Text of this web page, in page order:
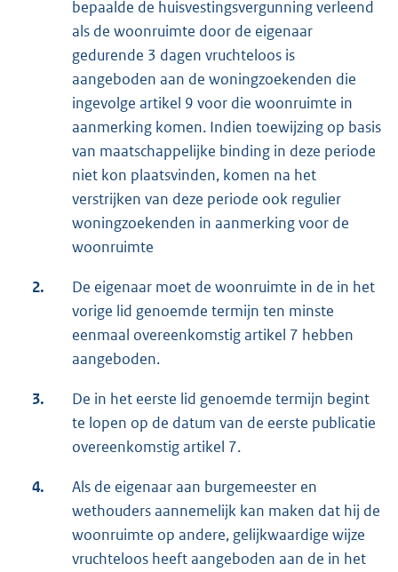
bepaalde de huisvestingsvergunning verleend
als de woonruimte door de eigenaar
gedurende 3 dagen vruchteloos is
aangeboden aan de woningzoekenden die
ingevolge artikel 9 voor die woonruimte in
aanmerking komen. Indien toewijzing op basis
van maatschappelijke binding in deze periode
niet kon plaatsvinden, komen na het
verstrijken van deze periode ook regulier
woningzoekenden in aanmerking voor de
woonruimte
2.
De eigenaar moet de woonruimte in de in het
vorige lid genoemde termijn ten minste
eenmaal overeenkomstig artikel 7 hebben
aangeboden.
3.
De in het eerste lid genoemde termijn begint
te lopen op de datum van de eerste publicatie
overeenkomstig artikel 7.
4.
Als de eigenaar aan burgemeester en
wethouders aannemelijk kan maken dat hij de
woonruimte op andere, gelijkwaardige wijze
vruchteloos heeft aangeboden aan de in het